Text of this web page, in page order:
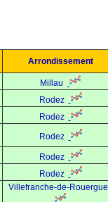
Arrondissement
Millau
Rodez
Rodez
Rodez
Rodez
Rodez
Villefranche-de-Rouergue